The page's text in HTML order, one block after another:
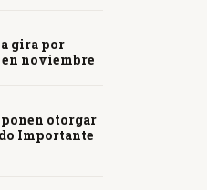
gira por
noviembre
otorgar
Importante